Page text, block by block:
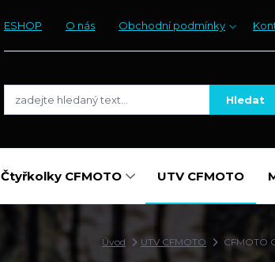
ESHOP O nás Obchodní podmínky
Hledat
Čtyřkolky CFMOTO UTV CFMOTO
Úvod UTV CFMOTO CFMOTO